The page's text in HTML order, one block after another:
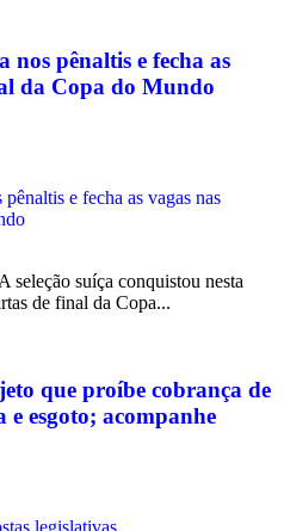
nos pênaltis e fecha as
da Copa do Mundo
seleção suíça conquistou nesta
de final da Copa...
que proíbe cobrança de
esgoto; acompanhe